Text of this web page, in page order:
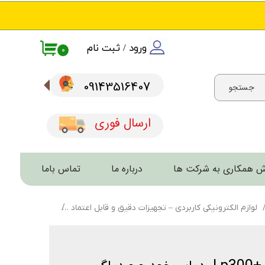
ورود / ثبت نام
تغییر گذر واژه
خروج از حساب کاربری
همکاری به شرکت ها درباره ما تماس باما
۰
جستجو
09143516407​​​​​​​
ارسال فوری
لوازم الکترونیکی کاربردی – تجهیزات دقیق و قابل اعتماد